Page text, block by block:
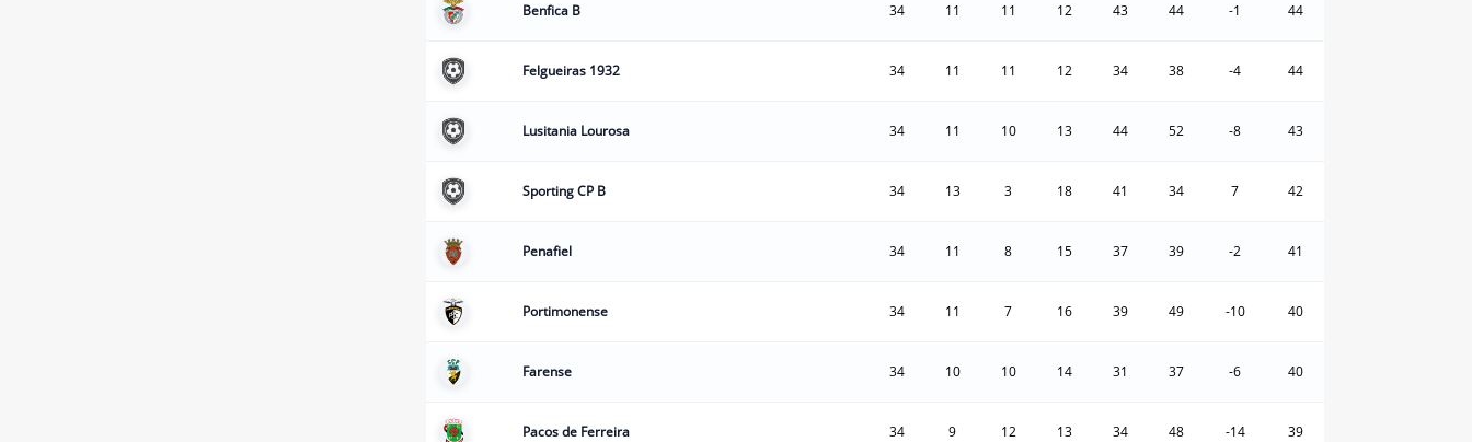
Benfica B 34 11 11 12 43 44 -1 44
Felgueiras 1932 34 11 11 12 34 38 -4 44
Lusitania Lourosa 34 11 10 13 44 52 -8 43
Sporting CP B 34 13 3 18 41 34 7 42
Penafiel 34 11 8 15 37 39 -2 41
Portimonense 34 11 7 16 39 49 -10 40
Farense 34 10 10 14 31 37 -6 40
Pacos de Ferreira 34 9 12 13 34 48 -14 39